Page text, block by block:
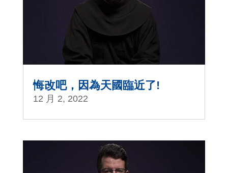
悔改吧，因為天國臨近了!
12 月 2, 2022